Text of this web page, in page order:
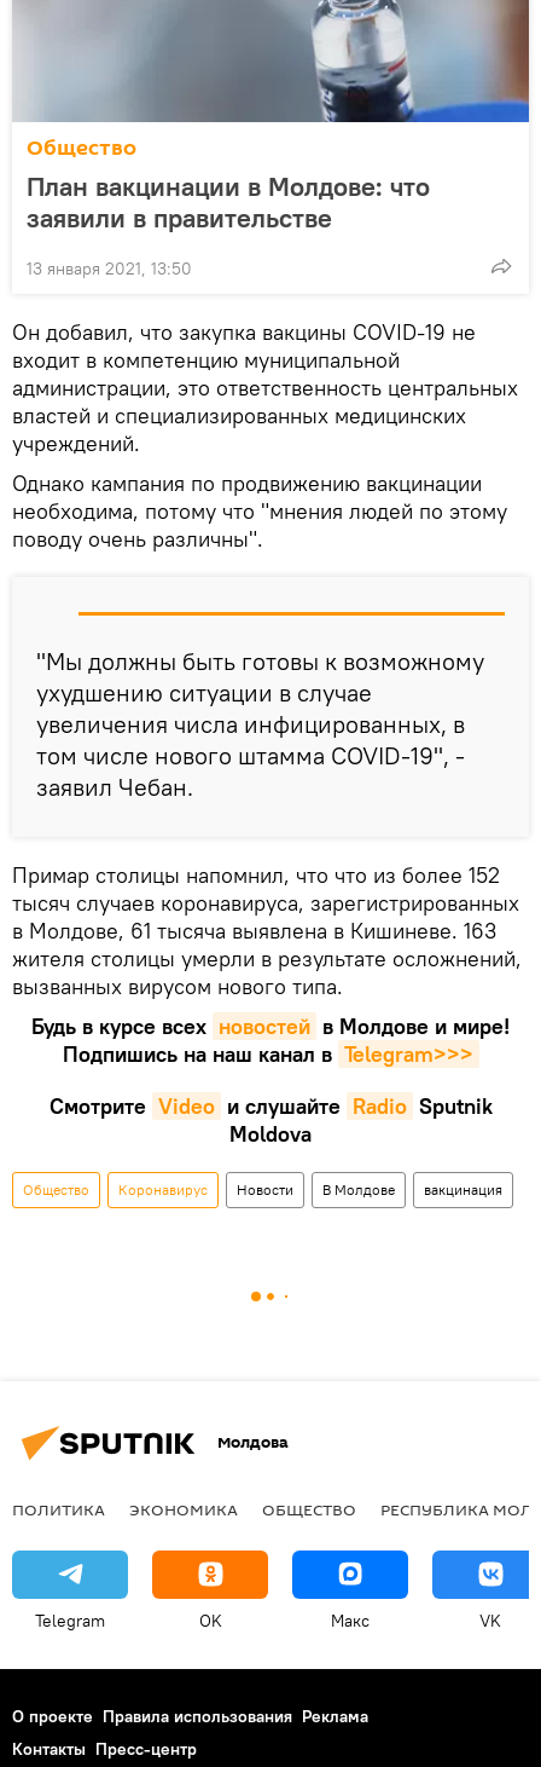
Общество
План вакцинации в Молдове: что
заявили в правительстве
13 января 2021, 13:50
Он добавил, что закупка вакцины COVID-19 не
входит в компетенцию муниципальной
администрации, это ответственность центральных
властей и специализированных медицинских
учреждений.
Однако кампания по продвижению вакцинации
необходима, потому что "мнения людей по этому
поводу очень различны".
"Мы должны быть готовы к возможному
ухудшению ситуации в случае
увеличения числа инфицированных, в
том числе нового штамма COVID-19", -
заявил Чебан.
Примар столицы напомнил, что что из более 152
тысяч случаев коронавируса, зарегистрированных
в Молдове, 61 тысяча выявлена в Кишиневе. 163
жителя столицы умерли в результате осложнений,
вызванных вирусом нового типа.
Будь в курсе всех новостей в Молдове и мире!
Подпишись на наш канал в Telegram>>>
Смотрите Video и слушайте Radio Sputnik
Moldova
Общество Коронавирус Новости В Молдове вакцинация
Молдова
ПОЛИТИКА ЭКОНОМИКА ОБЩЕСТВО РЕСПУБЛИКА
Telegram OK Макс VK
О проекте Правила использования Реклама
Контакты Пресс-центр